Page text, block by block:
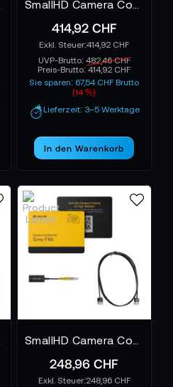
414,92 CHF
414,92 CHF
UVP-Brutto: 482,46 CHF
Preis-Brutto:414,92 CHF
Sie sparen: 67,54 CHF Brutto
(14 %)
Lieferzeit: 3–5 Werktage
In den Warenkorb
248,96 CHF
248,96 CHF